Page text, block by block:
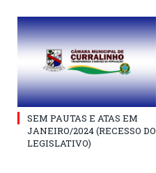
SEM PAUTAS E ATAS EM
JANEIRO/2024 (RECESSO DO
LEGISLATIVO)